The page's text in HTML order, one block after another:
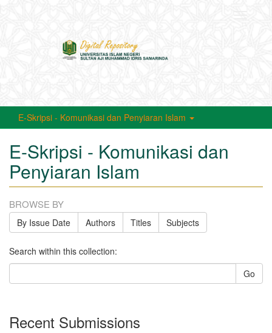
E-Skripsi - Komunikasi dan Penyiaran Islam
E-Skripsi - Komunikasi dan
Penyiaran Islam
BROWSE BY
By Issue Date Authors Titles Subjects
Search within this collection:
Go
Recent Submissions